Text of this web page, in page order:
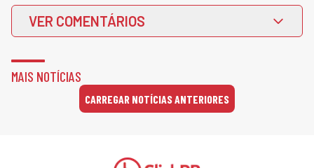
VER COMENTÁRIOS
MAIS NOTÍCIAS
CARREGAR NOTÍCIAS ANTERIORES